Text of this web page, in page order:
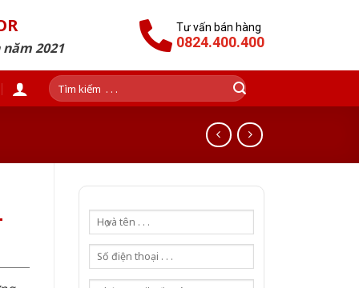
2021
Tư vấn bán hàng
0824.400.400
Tìm
kiếm: